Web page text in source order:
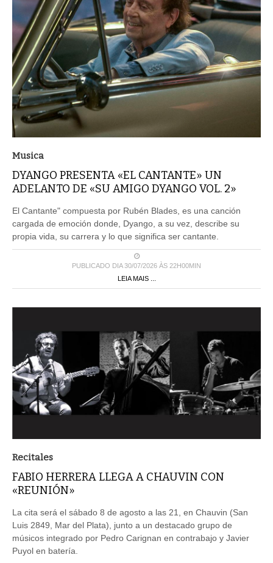
Musica
DYANGO PRESENTA «EL CANTANTE» UN
ADELANTO DE «SU AMIGO DYANGO VOL. 2»
El Cantante" compuesta por Rubén Blades, es una canción
cargada de emoción donde, Dyango, a su vez, describe su
propia vida, su carrera y lo que significa ser cantante.
PUBLICADO DIA 30/07/2026 ÀS 22H00MIN
LEIA MAIS ...
Recitales
FABIO HERRERA LLEGA A CHAUVIN CON
«REUNIÓN»
La cita será el sábado 8 de agosto a las 21, en Chauvin (San
Luis 2849, Mar del Plata), junto a un destacado grupo de
músicos integrado por Pedro Carignan en contrabajo y Javier
Puyol en batería.